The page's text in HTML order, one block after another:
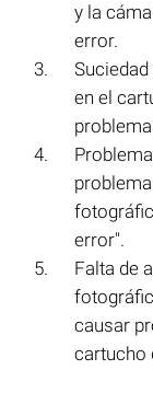
y la
error.
en el
error".
Falta de
causar
cartucho